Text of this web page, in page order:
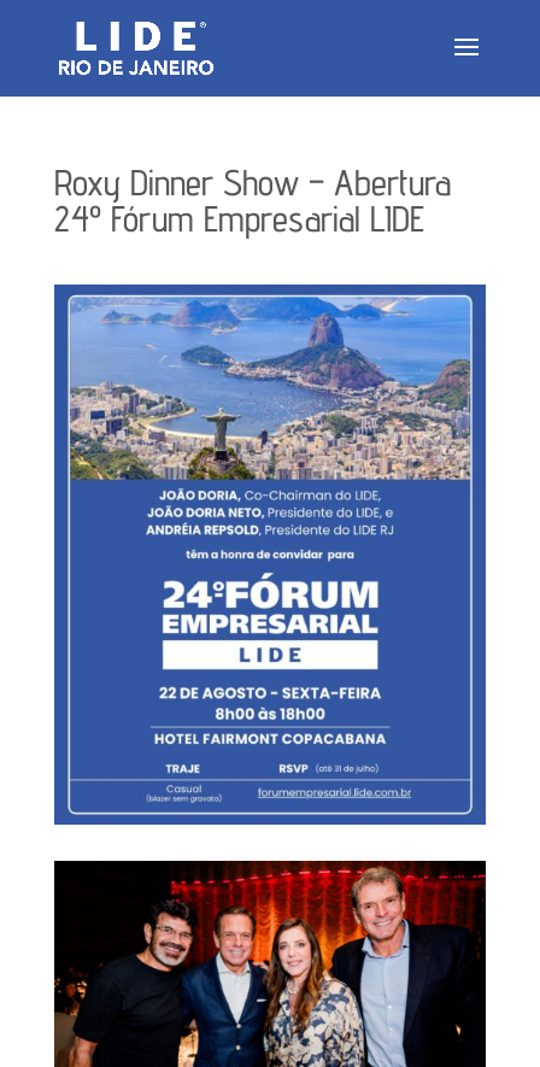
Roxy Dinner Show – Abertura
24º Fórum Empresarial LIDE